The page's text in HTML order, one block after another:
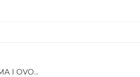
I OVO...